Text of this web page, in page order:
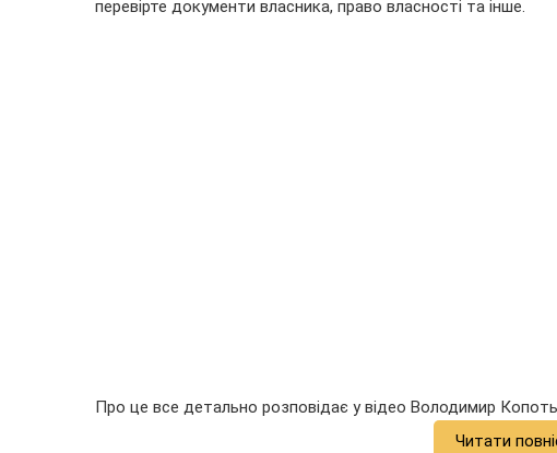
перевірте документи власника, право власності та інше.
Про це все детально розповідає у відео Володимир
Читати